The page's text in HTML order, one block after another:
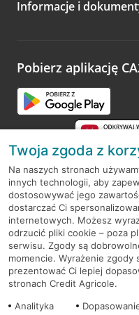
Zachęcamy do
opinie.
Informacje i
Pobierz aplikację
RODO
Regulamin serwisu
Mapa serwisu
PolitykaCookies
Twoja zgoda z
Na naszych stronach
innych technologii, aby
dostosowywać jego
dostarczać Ci
internetowych. Możesz
odrzucić pliki cookie – poza
serwisu. Zgody są
momencie. Wyrażenie zgody
prezentować Ci lepiej
stronach Credit Agricole.
Analityka